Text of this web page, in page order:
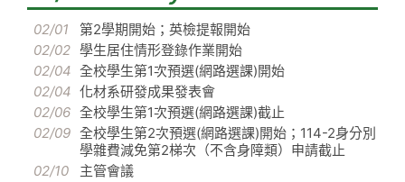
02/01
第2學期開始；英檢提報開始
02/02 學生居住情形登錄作業開始
02/04 全校學生第1次預選(網路選課)開始
02/04 化材系研發成果發表會
02/06 全校學生第1次預選(網路選課)截止
02/09 全校學生第2次預選(網路選課)開始；114-2身分別
學雜費減免第2梯次（不含身障類）申請截止
02/10
主管會議